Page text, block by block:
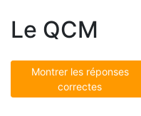
Le QCM
Montrer les réponses
correctes